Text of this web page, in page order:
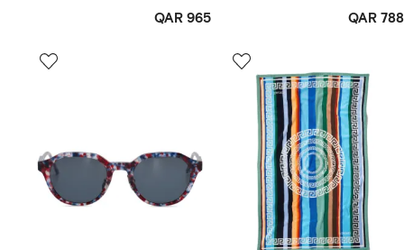
QAR 788
QAR 965